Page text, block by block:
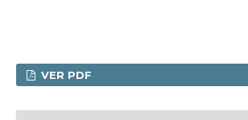
VER PDF